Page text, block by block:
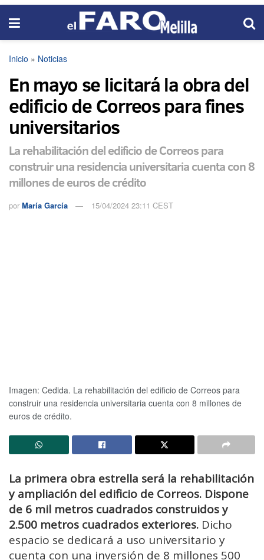
Inicio » Noticias
En mayo se licitará la obra del
edificio de Correos para fines
universitarios
La rehabilitación del edificio de Correos para
construir una residencia universitaria cuenta con 8
millones de euros de crédito
por María García 15/04/2024 23:11 CEST
Imagen: Cedida. La rehabilitación del edificio de Correos para
construir una residencia universitaria cuenta con 8 millones de
euros de crédito.
La primera obra estrella será la rehabilitación
y ampliación del edificio de Correos. Dispone
de 6 mil metros cuadrados construidos y
2.500 metros cuadrados exteriores. Dicho
espacio se dedicará a uso universitario y
cuenta con una inversión de 8 millones 500